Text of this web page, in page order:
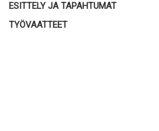
ESITTELY JA TAPAHTUMAT
TYÖVAATTEET